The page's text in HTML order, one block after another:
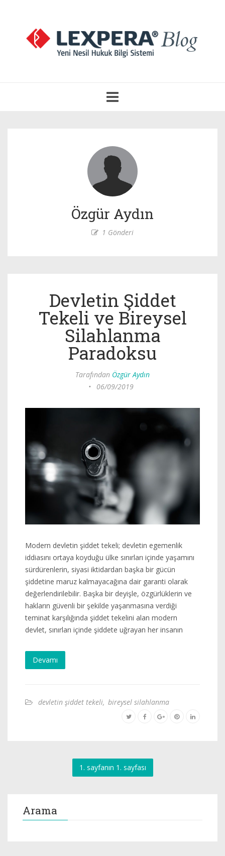
Aç
Özgür Aydın
1 Gönderi
Devletin Şiddet
Tekeli ve Bireysel
Silahlanma
Paradoksu
Tarafından Özgür Aydın
•
06/09/2019
Modern devletin şiddet tekeli; devletin egemenlik
iddiasını ortaya koyduğu ülke sınırları içinde yaşamını
sürdürenlerin, siyasi iktidardan başka bir gücün
şiddetine maruz kalmayacağına dair garanti olarak
değerlendirilebilir. Başka bir deyişle, özgürlüklerin ve
hakların güvenli bir şekilde yaşanmasına verdiği
teminat karşılığında şiddet tekelini alan modern
devlet, sınırları içinde şiddete uğrayan her insanın
Devamı
devletin şiddet tekeli, bireysel silahlanma
1. sayfanın 1. sayfası
Arama